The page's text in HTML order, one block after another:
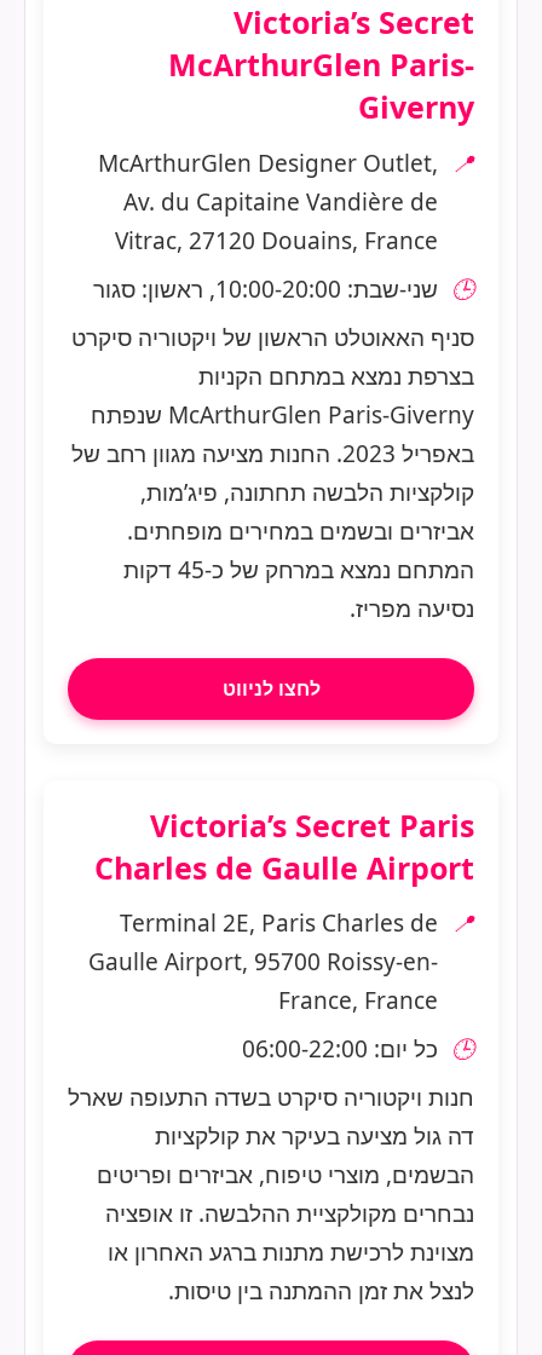
Victoria’s Secret
McArthurGlen Paris-
Giverny
📍
McArthurGlen Designer Outlet,
Av. du Capitaine Vandière de
Vitrac, 27120 Douains, France
🕒 שני-שבת: 10:00-20:00, ראשון: סגור
סניף האאוטלט הראשון של ויקטוריה סיקרט
בצרפת נמצא במתחם הקניות
McArthurGlen Paris-Giverny שנפתח
באפריל 2023. החנות מציעה מגוון רחב של
קולקציות הלבשה תחתונה, פיג’מות,
אביזרים ובשמים במחירים מופחתים.
המתחם נמצא במרחק של כ-45 דקות
נסיעה מפריז.
לחצו לניווט
Victoria’s Secret Paris
Charles de Gaulle Airport
📍
Terminal 2E, Paris Charles de
Gaulle Airport, 95700 Roissy-en-
France, France
🕒 כל יום: 06:00-22:00
חנות ויקטוריה סיקרט בשדה התעופה שארל
דה גול מציעה בעיקר את קולקציות
הבשמים, מוצרי טיפוח, אביזרים ופריטים
נבחרים מקולקציית ההלבשה. זו אופציה
מצוינת לרכישת מתנות ברגע האחרון או
לנצל את זמן ההמתנה בין טיסות.